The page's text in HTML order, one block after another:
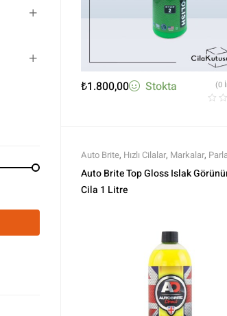
₺1.800,00 Stokta (0
Auto Brite, Hızlı Cilalar, Markalar,
Polisaj ve Parlatma,Tüm Ürünler,
Auto Brite Top Gloss Islak
Cila 1 Litre